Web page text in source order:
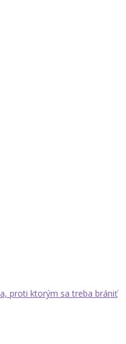
proti ktorým sa treba brániť